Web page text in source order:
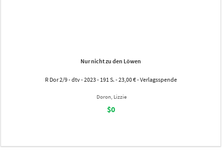
Nur nicht zu den Löwen
R Dor 2/9 - dtv - 2023 - 191 S. - 23,00 € - Verlagsspende
Doron, Lizzie
$0